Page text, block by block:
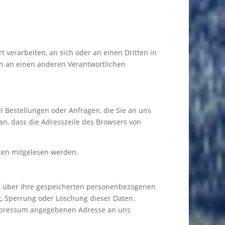
verarbeiten, an sich oder an einen Dritten in
an einen anderen Verantwortlichen
oder Anfragen, die Sie an uns
dass die Adresszeile des Browsers von
mitgelesen werden.
Ihre gespeicherten personenbezogenen
oder Löschung dieser Daten.
angegebenen Adresse an uns